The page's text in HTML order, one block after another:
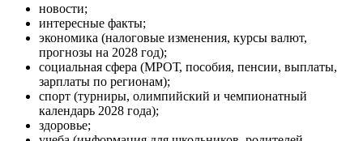
новости;
интересные факты;
экономика (налоговые изменения, курсы валют,
прогнозы на 2028 год);
социальная сфера (МРОТ, пособия, пенсии, выплаты,
зарплаты по регионам);
спорт (турниры, олимпийский и чемпионатный
календарь 2028 года);
здоровье;